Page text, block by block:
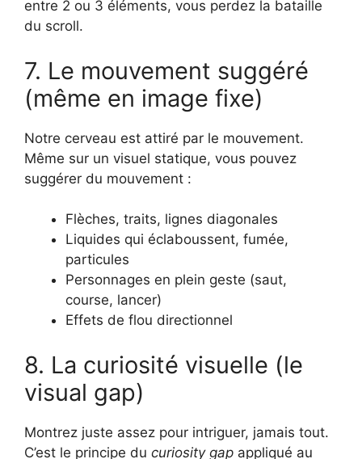
entre 2 ou 3 éléments, vous perdez la bataille
du scroll.
7. Le mouvement suggéré
(même en image fixe)
Notre cerveau est attiré par le mouvement.
Même sur un visuel statique, vous pouvez
suggérer du mouvement :
Flèches, traits, lignes diagonales
Liquides qui éclaboussent, fumée,
particules
Personnages en plein geste (saut,
course, lancer)
Effets de flou directionnel
8. La curiosité visuelle (le
visual gap)
Montrez juste assez pour intriguer, jamais tout.
C’est le principe du curiosity gap appliqué au